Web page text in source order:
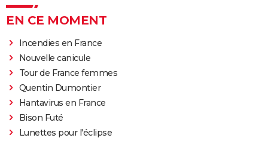
EN CE MOMENT
Incendies en France
Nouvelle canicule
Tour de France femmes
Quentin Dumontier
Hantavirus en France
Bison Futé
Lunettes pour l'éclipse